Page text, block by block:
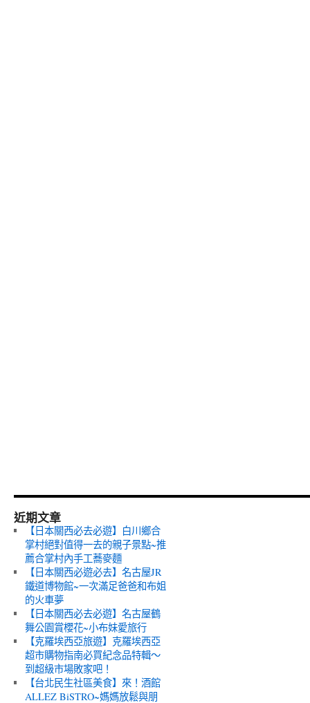
近期文章
【日本關西必去必遊】白川鄉合
掌村絕對值得一去的親子景點~推
薦合掌村內手工蕎麥麵
【日本關西必遊必去】名古屋JR
鐵道博物館~一次滿足爸爸和布姐
的火車夢
【日本關西必去必遊】名古屋鶴
舞公園賞櫻花~小布妹愛旅行
【克羅埃西亞旅遊】克羅埃西亞
超市購物指南必買紀念品特輯～
到超級市場敗家吧！
【台北民生社區美食】來！酒館
ALLEZ BiSTRO~媽媽放鬆與朋